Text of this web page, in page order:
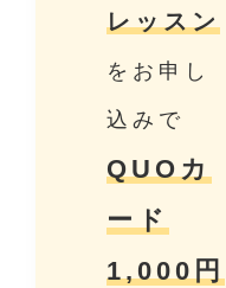
レッスン
をお申し
込みで
QUOカ
ード
1,000円